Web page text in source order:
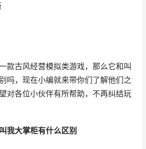
古风经营模拟类游戏，那么它和叫
吗，现在小编就来带你们了解他们之
对各位小伙伴有所帮助，不再纠结玩
我大掌柜有什么区别